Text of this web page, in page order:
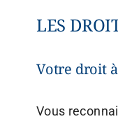
LES
Votre droit
Vous